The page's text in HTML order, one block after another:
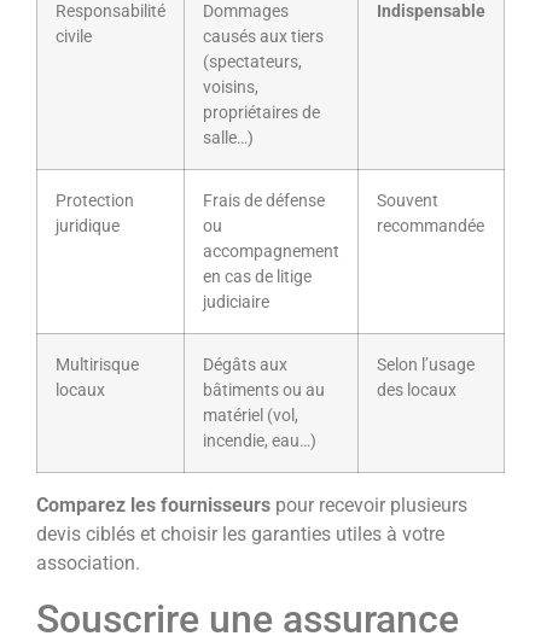
Responsabilité
civile
Dommages
causés aux tiers
(spectateurs,
voisins,
propriétaires de
salle…)
Indispensable
Protection
juridique
Frais de défense
ou
accompagnement
en cas de litige
judiciaire
Souvent
recommandée
Multirisque
locaux
Dégâts aux
bâtiments ou au
matériel (vol,
incendie, eau…)
Selon l’usage
des locaux
Comparez les fournisseurs pour recevoir plusieurs
devis ciblés et choisir les garanties utiles à votre
association.
Souscrire une assurance